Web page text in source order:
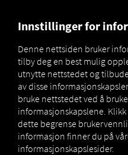
Marketplace Timed Data
Timed Data Flow
API. Visning av
Innstillinger for
Denne nettsiden bruker
tilby deg en best mulig
utnytte nettstedet og
av disse
bruke nettstedet ved å
informasjonskapslene.
dette begrense
informasjon finner du på
informasjonskapslesider.